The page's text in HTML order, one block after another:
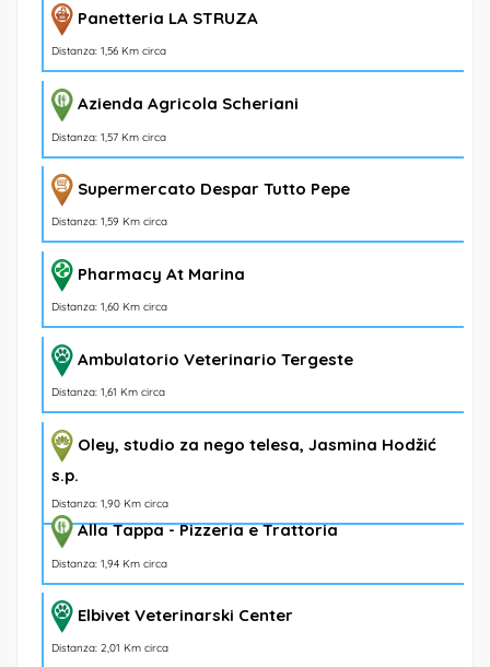
Panetteria LA STRUZA
Distanza: 1,56 Km circa
Azienda Agricola Scheriani
Distanza: 1,57 Km circa
Supermercato Despar Tutto Pepe
Distanza: 1,59 Km circa
Pharmacy At Marina
Distanza: 1,60 Km circa
Ambulatorio Veterinario Tergeste
Distanza: 1,61 Km circa
Oley, studio za nego telesa, Jasmina Hodžić
s.p.
Distanza: 1,90 Km circa
Alla Tappa - Pizzeria e Trattoria
Distanza: 1,94 Km circa
Elbivet Veterinarski Center
Distanza: 2,01 Km circa